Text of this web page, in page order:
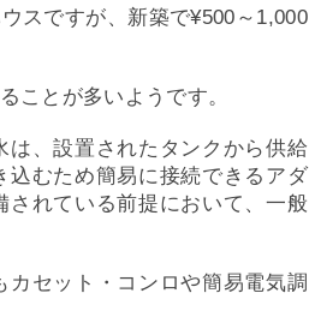
スですが、新築で¥500～1,000
ことが多いようです。
、設置されたタンクから供給
込むため簡易に接続できるアダ
れている前提において、一般
セット・コンロや簡易電気調